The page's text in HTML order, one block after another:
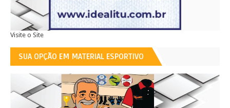
Visite o Site
SUA OPÇÃO EM MATERIAL ESPORTIVO